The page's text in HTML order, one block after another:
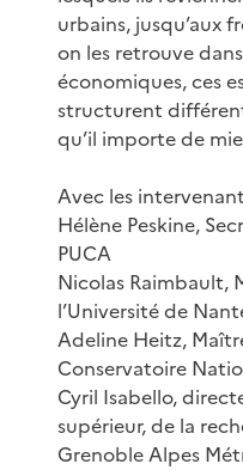
urbains, jusqu’aux
on les retrouve
économiques, ces
structurent
qu’il importe de
Avec les
Hélène Peskine,
PUCA
Nicolas Raimbault,
l’Université de
Adeline Heitz,
Conservatoire
Cyril Isabello,
supérieur, de la
Grenoble Alpes